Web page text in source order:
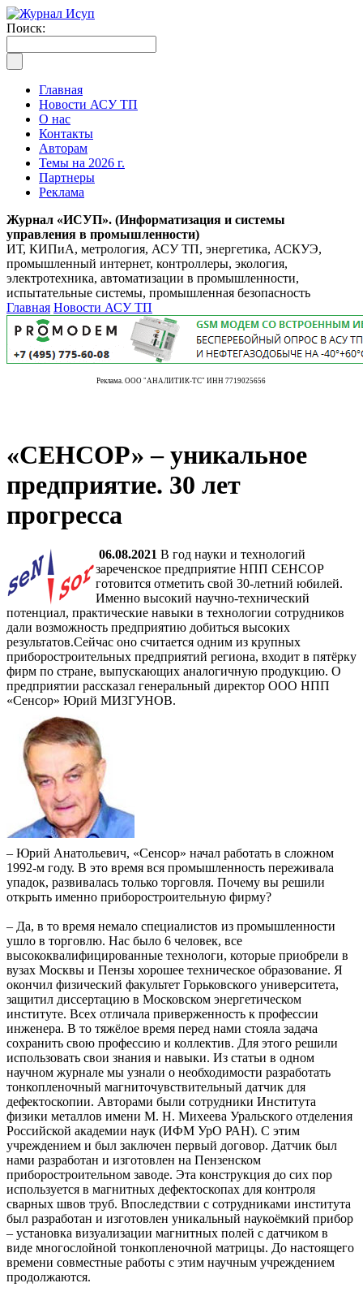
Поиск:
Главная
Новости АСУ ТП
О нас
Контакты
Авторам
Темы на 2026 г.
Партнеры
Реклама
Журнал «ИСУП». (Информатизация и системы
управления в промышленности)
ИТ, КИПиА, метрология, АСУ ТП, энергетика, АСКУЭ,
промышленный интернет, контроллеры, экология,
электротехника, автоматизации в промышленности,
испытательные системы, промышленная безопасность
Главная Новости АСУ ТП
Реклама. ООО "АНАЛИТИК-ТС" ИНН 7719025656
«СЕНСОР» – уникальное
предприятие. 30 лет
прогресса
06.08.2021 В год науки и технологий
зареченское предприятие НПП СЕНСОР
готовится отметить свой 30-летний юбилей.
Именно высокий научно-технический
потенциал, практические навыки в технологии сотрудников
дали возможность предприятию добиться высоких
результатов.Сейчас оно считается одним из крупных
приборостроительных предприятий региона, входит в пятёрку
фирм по стране, выпускающих аналогичную продукцию. О
предприятии рассказал генеральный директор ООО НПП
«Сенсор» Юрий МИЗГУНОВ.
– Юрий Анатольевич, «Сенсор» начал работать в сложном
1992-м году. В это время вся промышленность переживала
упадок, развивалась только торговля. Почему вы решили
открыть именно приборостроительную фирму?
– Да, в то время немало специалистов из промышленности
ушло в торговлю. Нас было 6 человек, все
высококвалифицированные технологи, которые приобрели в
вузах Москвы и Пензы хорошее техническое образование. Я
окончил физический факультет Горьковского университета,
защитил диссертацию в Московском энергетическом
институте. Всех отличала приверженность к профессии
инженера. В то тяжёлое время перед нами стояла задача
сохранить свою профессию и коллектив. Для этого решили
использовать свои знания и навыки. Из статьи в одном
научном журнале мы узнали о необходимости разработать
тонкопленочный магниточувствительный датчик для
дефектоскопии. Авторами были сотрудники Института
физики металлов имени М. Н. Михеева Уральского отделения
Российской академии наук (ИФМ УрО РАН). С этим
учреждением и был заключен первый договор. Датчик был
нами разработан и изготовлен на Пензенском
приборостроительном заводе. Эта конструкция до сих пор
используется в магнитных дефектоскопах для контроля
сварных швов труб. Впоследствии с сотрудниками института
был разработан и изготовлен уникальный наукоёмкий прибор
– установка визуализации магнитных полей с датчиком в
виде многослойной тонкопленочной матрицы. До настоящего
времени совместные работы с этим научным учреждением
продолжаются.